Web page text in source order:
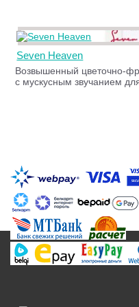
Seven Heaven
Возвышенный цветочно-
с мускусным звучанием